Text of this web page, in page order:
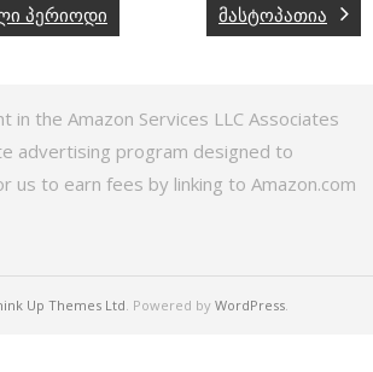
პერიოდი მასტოპათია
in the Amazon Services LLC Associates
advertising program designed to
us to earn fees by linking to Amazon.com
Up Themes Ltd . Powered by WordPress